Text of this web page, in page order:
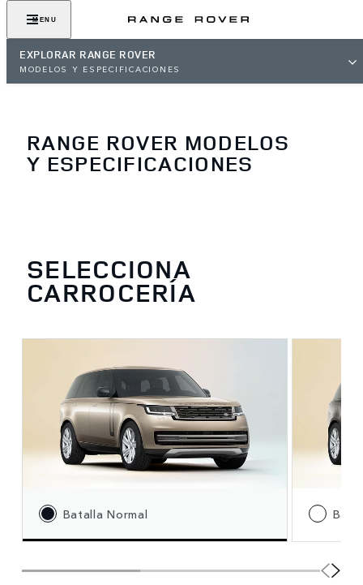
MENU
EXPLORAR RANGE ROVER
MODELOS Y ESPECIFICACIONES
RANGE ROVER MODELOS
Y ESPECIFICACIONES
SELECCIONA
CARROCERÍA
Batalla Normal